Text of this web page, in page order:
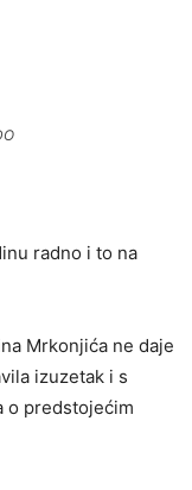
radno i to na
Mrkonjića ne daje
izuzetak i s
o predstojećim